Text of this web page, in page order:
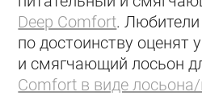
Deep Comfort. Любители
по достоинству
и смягчающий лосьон
Comfort в виде